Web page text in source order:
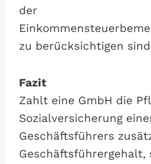
der
zu berücksichtigen
Fazit
Zahlt eine GmbH die
Sozialversicherung
Geschäftsführers
Geschäftsführergehalt,